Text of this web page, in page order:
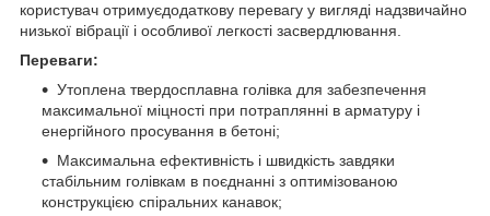
користувач отримуєдодаткову перевагу у вигляді надзвичайно
низької вібрації і особливої легкості засвердлювання.
Переваги:
Утоплена твердосплавна голівка для забезпечення
максимальної міцності при потраплянні в арматуру і
енергійного просування в бетоні;
Максимальна ефективність і швидкість завдяки
стабільним голівкам в поєднанні з оптимізованою
конструкцією спіральних канавок;